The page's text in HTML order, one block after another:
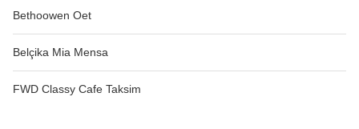
Bethoowen Oet
Belçika Mia Mensa
FWD Classy Cafe Taksim